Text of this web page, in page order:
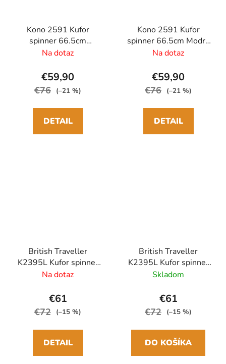
Kono 2591 Kufor
spinner 66.5cm
Krémová Polypropylen
Na dotaz
€59,90
€76 (–21 %)
DETAIL
Kono 2591 Kufor
spinner 66.5cm Modrá
Polypropylén
Na dotaz
€59,90
€76 (–21 %)
DETAIL
British Traveller
K2395L Kufor spinner
61cm Béžový
Na dotaz
€61
€72 (–15 %)
DETAIL
British Traveller
K2395L Kufor spinner
61cm Čierny
Skladom
€61
€72 (–15 %)
DO KOŠÍKA